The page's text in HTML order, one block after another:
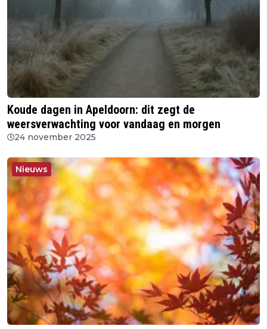
Koude dagen in Apeldoorn: dit zegt de
weersverwachting voor vandaag en morgen
24 november 2025
Nieuws